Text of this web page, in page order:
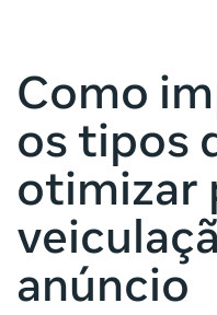
Como
os tipos
otimizar
anúncio